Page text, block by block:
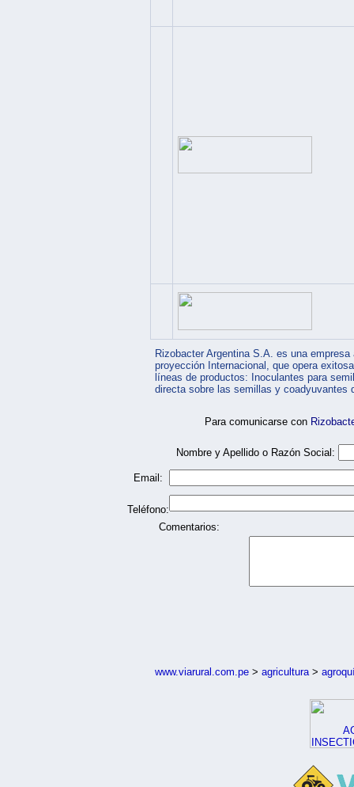
Rizobacter Argentina S.A. es una
proyección Internacional, que opera
líneas de productos: Inoculantes para
directa sobre las semillas y coadyuvantes
Para comunicarse con
Nombre y Apellido o Razón Social:
Email:
Teléfono:
Comentarios:
www.viarural.com.pe > agricultura>